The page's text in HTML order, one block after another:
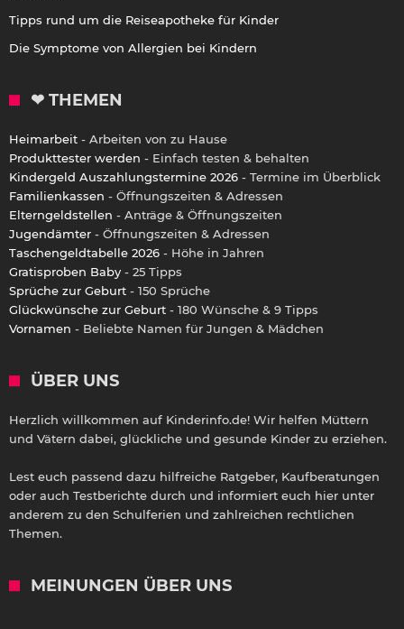
Tipps rund um die Reiseapotheke für Kinder
Die Symptome von Allergien bei Kindern
❤ THEMEN
Heimarbeit - Arbeiten von zu Hause
Produkttester werden - Einfach testen & behalten
Kindergeld Auszahlungstermine 2026 - Termine im Überblick
Familienkassen - Öffnungszeiten & Adressen
Elterngeldstellen - Anträge & Öffnungszeiten
Jugendämter - Öffnungszeiten & Adressen
Taschengeldtabelle 2026 - Höhe in Jahren
Gratisproben Baby - 25 Tipps
Sprüche zur Geburt - 150 Sprüche
Glückwünsche zur Geburt - 180 Wünsche & 9 Tipps
Vornamen - Beliebte Namen für Jungen & Mädchen
ÜBER UNS
Herzlich willkommen auf Kinderinfo.de! Wir helfen Müttern
und Vätern dabei, glückliche und gesunde Kinder zu erziehen.
Lest euch passend dazu hilfreiche Ratgeber, Kaufberatungen
oder auch Testberichte durch und informiert euch hier unter
anderem zu den Schulferien und zahlreichen rechtlichen
Themen.
MEINUNGEN ÜBER UNS